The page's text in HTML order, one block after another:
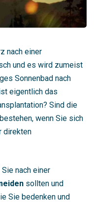
nach einer
und es wird zumeist
Sonnenbad nach
eigentlich das
Sind die
wenn Sie sich
direkten
nach einer
sollten und
Sie bedenken und